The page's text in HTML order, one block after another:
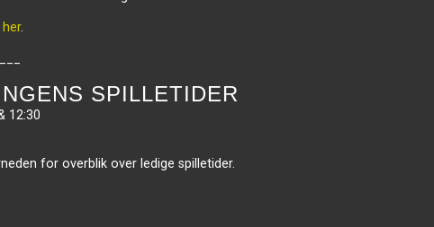
her.
SPILLETIDER
12:30
for overblik over ledige spilletider.